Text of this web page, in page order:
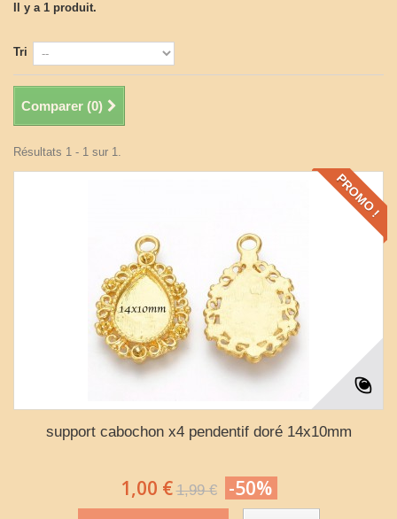
Il y a 1 produit.
Tri
Comparer (0)
Résultats 1 - 1 sur 1.
PROMO !
support cabochon x4 pendentif doré 14x10mm
1,00 € 1,99 € -50%